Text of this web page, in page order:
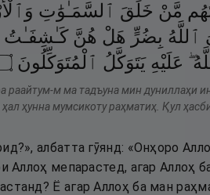
مَّنْ خَلَقَ ٱلسَّمَـٰوَٰتِ
ٱللَّهُ بِضُرٍّ هَلْ هُنَّ كَـٰشِفَـٰتُ
عَلَيْهِ يَتَوَكَّلُ ٱلْمُتَوَكِّلُونَ
раайтум-м ма тадъуна мин дуниллаҳи
ҳунна мумсикоту раҳматиҳ. Қул
албатта гӯянд: «Онҳоро
мепарастед, агар Аллоҳ
Ё агар Аллоҳ ба ман